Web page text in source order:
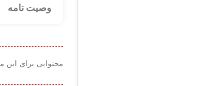
وصیت نامه
محتوایی برای این